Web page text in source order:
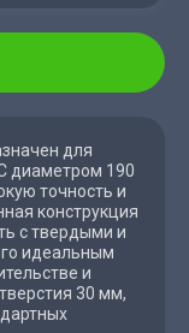
для
диаметром 190
точность и
конструкция
с твердыми и
идеальным
и
30 мм,